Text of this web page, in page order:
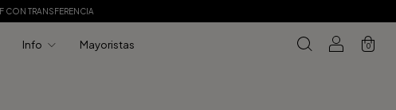
CON TRANSFERENCIA
Info Mayoristas 0